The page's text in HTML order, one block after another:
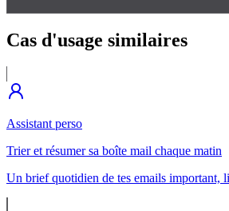
Cas d'usage similaires
Assistant perso
Trier et résumer sa boîte mail chaque matin
Un brief quotidien de tes emails important,